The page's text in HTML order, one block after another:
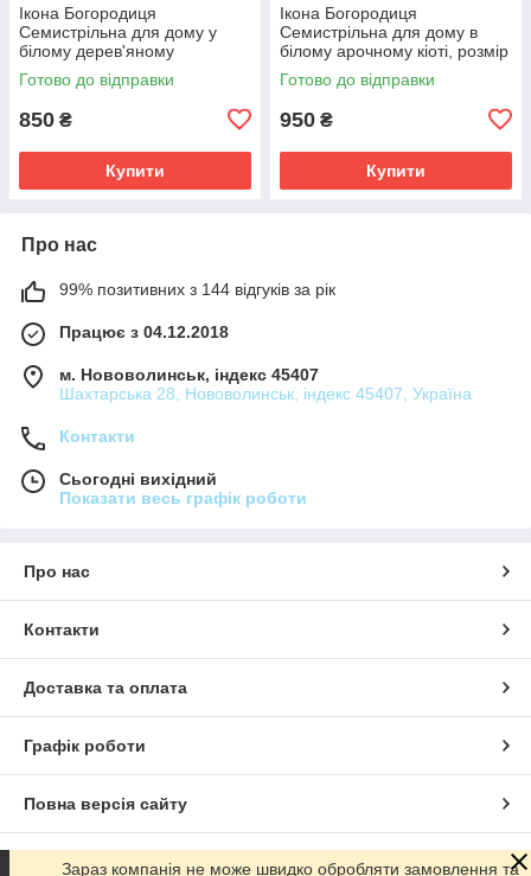
Ікона Богородиця
Семистрільна для дому у
білому дерев'яному
фігурному кіоті, розмір кіота
27*37, сюжет під срібло
Готово до відправки
850 ₴
Купити
Ікона Богородиця
Семистрільна для дому в
білому арочному кіоті, розмір
кіота 28*25, сюжет під срібло
15*18.
Готово до відправки
950 ₴
Купити
Про нас
99% позитивних з 144 відгуків за рік
Працює з 04.12.2018
м. Нововолинськ, індекс 45407
Шахтарська 28, Нововолинськ, індекс 45407, Україна
Контакти
Сьогодні вихідний
Показати весь графік роботи
Про нас
Контакти
Доставка та оплата
Графік роботи
Повна версія сайту
Сайт створено на маркетплейсі Prom.ua
Зараз компанія не може швидко обробляти замовлення та